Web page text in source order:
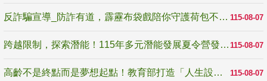
115-08-07
反詐騙宣導_防詐有道，霹靂布袋戲陪你守護荷包不受騙
115-08-07
跨越限制，探索潛能！115年多元潛能發展夏令營發掘生命無限可能
115-08-07
高齡不是終點而是夢想起點！教育部打造「人生設計夢工場」 參展第3屆高齡健康產業博覽會